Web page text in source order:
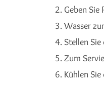
Geben
Wasser
Stellen
Zum
Kühlen